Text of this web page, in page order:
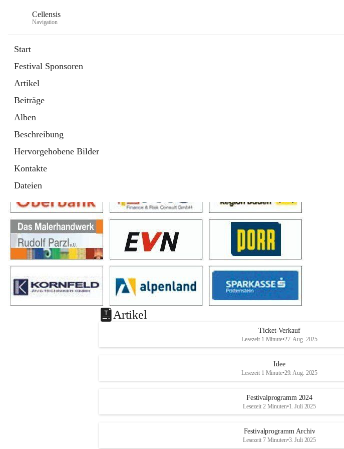
Cellensis
Navigation
Start
Festival Sponsoren
Artikel
Beiträge
Alben
Beschreibung
Hervorgehobene Bilder
Kontakte
Dateien
Festival Sponsoren
Artikel
Ticket-Verkauf
Lesezeit 1 Minute•27. Aug. 2025
Idee
Lesezeit 1 Minute•29. Aug. 2025
Festivalprogramm 2024
Lesezeit 2 Minuten•1. Juli 2025
Festivalprogramm Archiv
Lesezeit 7 Minuten•3. Juli 2025